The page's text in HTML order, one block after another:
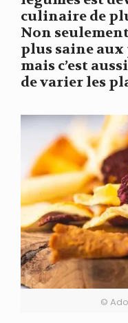
culinaire de
Non
plus saine
mais c’est
de varier les
©